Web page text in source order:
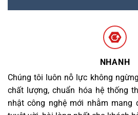
NHANH
Chúng tôi luôn nỗ lực không
chất lượng, chuẩn hóa hệ thống
nhật công nghệ mới nhằm mang